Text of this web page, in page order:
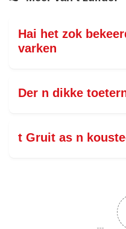
Hai het zok
varken
Der n dikke
t Gruit as n